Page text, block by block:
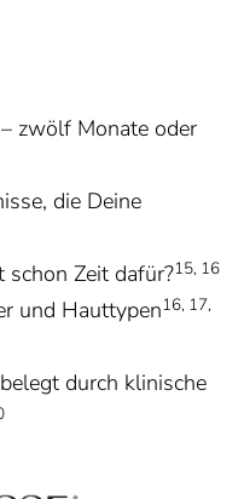
zwölf Monate oder
die Deine
schon Zeit dafür?15, 16
und Hauttypen16, 17,
durch klinische